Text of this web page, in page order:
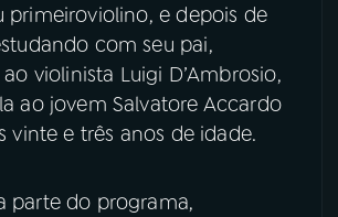
primeiroviolino, e depois de
com seu pai,
violinista Luigi D’Ambrosio,
ao jovem Salvatore Accardo
vinte e três anos de idade.
parte do programa,